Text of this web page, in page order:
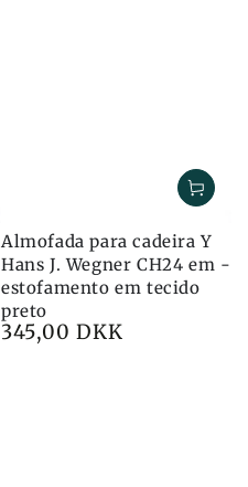
Almofada para cadeira Y
Hans J. Wegner CH24 em -
estofamento em tecido
preto
Preço
345,00 DKK